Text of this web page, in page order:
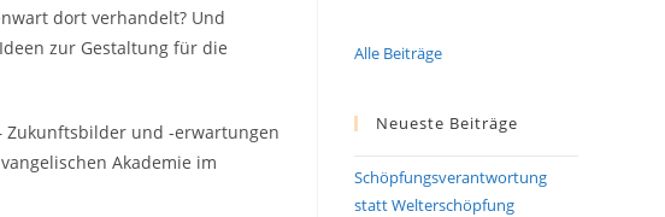
dort verhandelt? Und
zur Gestaltung für die
Zukunftsbilder und -erwartungen
Akademie im
Alle Beiträge
Neueste Beiträge
Schöpfungsverantwortung
statt Welterschöpfung